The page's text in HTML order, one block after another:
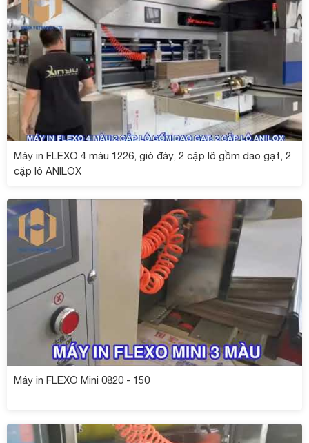
Máy in FLEXO 4 màu 1226, gió đáy, 2 cặp lô gồm dao gạt, 2
cặp lô ANILOX
Máy in FLEXO Mini 0820 - 150